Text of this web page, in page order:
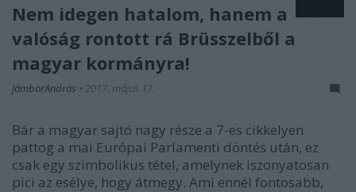
Nem idegen hatalom, hanem a
valóság rontott rá Brüsszelből a
magyar kormányra!
JámborAndrás • 2017. május 17.
Bár a magyar sajtó nagy része a 7-es cikkelyen
pattog a mai Európai Parlamenti döntés után, ez
csak egy szimbolikus tétel, amelynek iszonyatosan
pici az esélye, hogy átmegy. Ami ennél fontosabb,